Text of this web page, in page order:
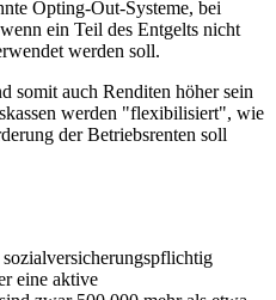
Opting-Out-Systeme, bei
ein Teil des Entgelts nicht
werden soll.
somit auch Renditen höher sein
werden "flexibilisiert", wie
der Betriebsrenten soll
eine aktive